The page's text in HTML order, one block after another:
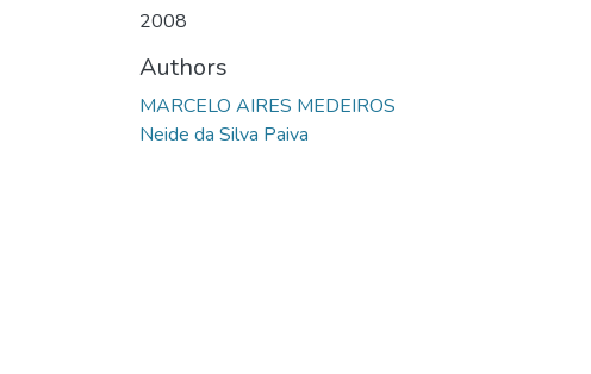
2008
Authors
MARCELO AIRES MEDEIROS
Neide da Silva Paiva